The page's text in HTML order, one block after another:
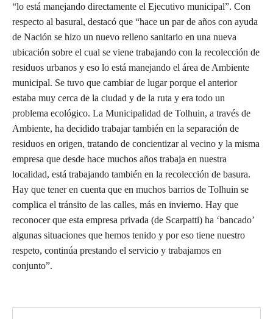
“lo está manejando directamente el Ejecutivo municipal”. Con
respecto al basural, destacó que “hace un par de años con ayuda
de Nación se hizo un nuevo relleno sanitario en una nueva
ubicación sobre el cual se viene trabajando con la recolección de
residuos urbanos y eso lo está manejando el área de Ambiente
municipal. Se tuvo que cambiar de lugar porque el anterior
estaba muy cerca de la ciudad y de la ruta y era todo un
problema ecológico. La Municipalidad de Tolhuin, a través de
Ambiente, ha decidido trabajar también en la separación de
residuos en origen, tratando de concientizar al vecino y la misma
empresa que desde hace muchos años trabaja en nuestra
localidad, está trabajando también en la recolección de basura.
Hay que tener en cuenta que en muchos barrios de Tolhuin se
complica el tránsito de las calles, más en invierno. Hay que
reconocer que esta empresa privada (de Scarpatti) ha ‘bancado’
algunas situaciones que hemos tenido y por eso tiene nuestro
respeto, continúa prestando el servicio y trabajamos en
conjunto”.